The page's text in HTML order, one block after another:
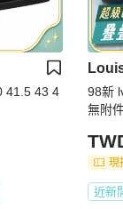
41.5 43 4
98新
無附
現
近新